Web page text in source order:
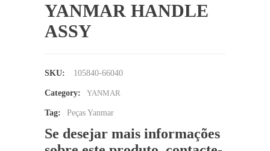
YANMAR HANDLE
ASSY
SKU: 105840-66040
Category: YANMAR
Tag: Peças Yanmar
Se desejar mais informações